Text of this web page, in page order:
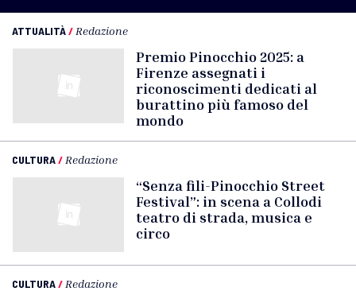
ATTUALITÀ/ Redazione
Premio Pinocchio 2025: a
Firenze assegnati i
riconoscimenti dedicati al
burattino più famoso del
mondo
CULTURA/ Redazione
“Senza fili-Pinocchio Street
Festival”: in scena a Collodi
teatro di strada, musica e
circo
CULTURA/ Redazione